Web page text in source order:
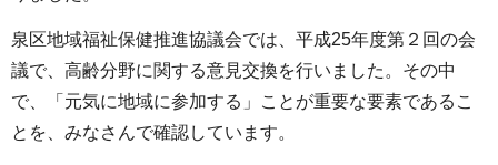
泉区地域福祉保健推進協議会では、平成25年度第２回の会
議で、高齢分野に関する意見交換を行いました。その中
で、「元気に地域に参加する」ことが重要な要素であるこ
とを、みなさんで確認しています。